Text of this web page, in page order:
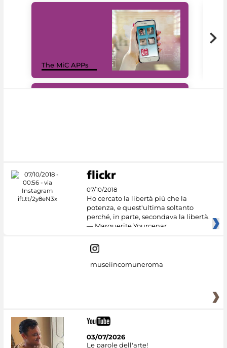
The MiC APPs
07/10/2018
Ho cercato la libertà più che la
potenza, e quest'ultima soltanto
perché, in parte, secondava la libertà.
— Marguerite Yourcenar
museiincomuneroma
03/07/2026
Le parole dell'arte!